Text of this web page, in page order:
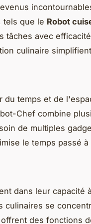
tels que le Robot
tâches avec
culinaire
du temps et de
Chef combine
de multiples
le temps passé à
dans leur capacité
culinaires se
des fonctions